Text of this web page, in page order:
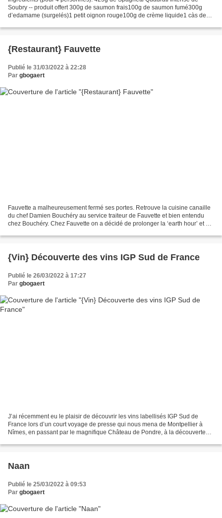
Soubry -- produit offert 300g de saumon frais100g de saumon fumé300g
d’edamame (surgelés)1 petit oignon rouge100g de crème liquide1 càs de
{Restaurant} Fauvette
Publié le 31/03/2022 à 22:28
Par gbogaert
Fauvette a malheureusement fermé ses portes. Retrouve la cuisine canaille
du chef Damien Bouchéry au service traiteur de Fauvette et bien entendu
chez Bouchéry. Chez Fauvette on a décidé de prolonger la ‘earth hour’ et de
{Vin} Découverte des vins IGP Sud de France
Publié le 26/03/2022 à 17:27
Par gbogaert
J’ai récemment eu le plaisir de découvrir les vins labellisés IGP Sud de
France lors d’un court voyage de presse qui nous mena de Montpellier à
Nîmes, en passant par le magnifique Château de Pondre, à la découverte
Naan
Publié le 25/03/2022 à 09:53
Par gbogaert